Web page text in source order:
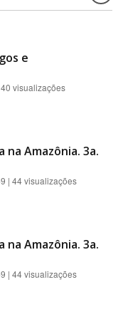
e
visualizações
Amazônia. 3a.
| 44 visualizações
Amazônia. 3a.
| 44 visualizações